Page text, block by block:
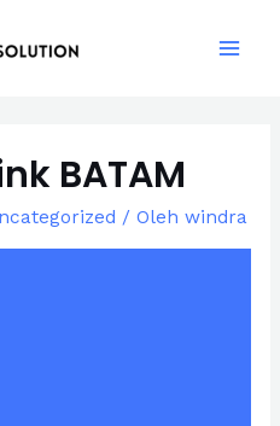
BATAM
/ Oleh windra